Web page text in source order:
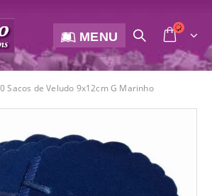
MENU
Sacos de Veludo 9x12cm G Marinho